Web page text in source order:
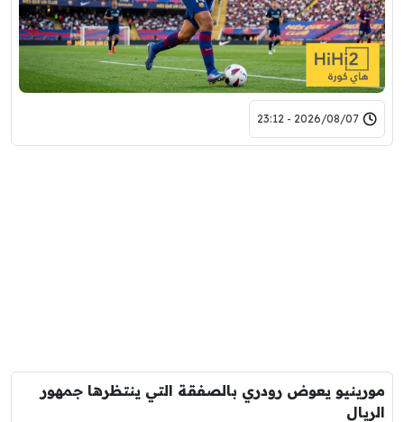
2026/08/07 - 23:12
مورينيو يعوض رودري بالصفقة التي ينتظرها جمهور
الريال